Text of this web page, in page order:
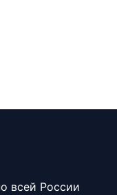
всей России